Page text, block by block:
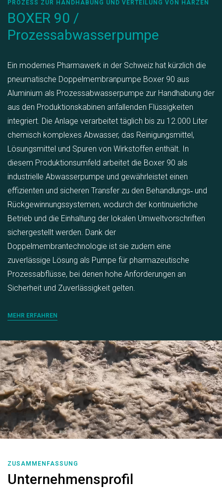
PROZESS ZUR HANDHABUNG UND VERTEILUNG VON HARZEN
BOXER 90 /
Prozessabwasserpumpe
Ein modernes Pharmawerk in der Schweiz hat kürzlich die
pneumatische Doppelmembranpumpe Boxer 90 aus
Aluminium als Prozessabwasserpumpe zur Handhabung der
aus den Produktionskabinen anfallenden Flüssigkeiten
integriert. Die Anlage verarbeitet täglich bis zu 12.000 Liter
chemisch komplexes Abwasser, das Reinigungsmittel,
Lösungsmittel und Spuren von Wirkstoffen enthält. In
diesem Produktionsumfeld arbeitet die Boxer 90 als
industrielle Abwasserpumpe und gewährleistet einen
effizienten und sicheren Transfer zu den Behandlungs‑ und
Rückgewinnungssystemen, wodurch der kontinuierliche
Betrieb und die Einhaltung der lokalen Umweltvorschriften
sichergestellt werden. Dank der
Doppelmembrantechnologie ist sie zudem eine
zuverlässige Lösung als Pumpe für pharmazeutische
Prozessabflüsse, bei denen hohe Anforderungen an
Sicherheit und Zuverlässigkeit gelten.
MEHR ERFAHREN
ZUSAMMENFASSUNG
Unternehmensprofil